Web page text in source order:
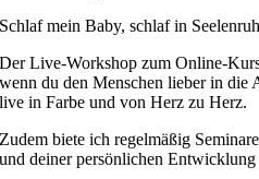
Schlaf mein Baby, schlaf in
Der Live-Workshop zum Online-
wenn du den Menschen lieber in die
live in Farbe und von Herz zu Herz.
Zudem biete ich regelmäßig
und deiner persönlichen Entwicklung